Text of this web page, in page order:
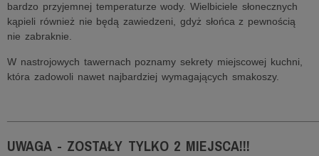
bardzo przyjemnej temperaturze wody. Wielbiciele słonecznych
kąpieli również nie będą zawiedzeni, gdyż słońca z pewnością
nie zabraknie.
W nastrojowych tawernach poznamy sekrety miejscowej kuchni,
która zadowoli nawet najbardziej wymagających smakoszy.
UWAGA - ZOSTAŁY TYLKO 2 MIEJSCA!!!